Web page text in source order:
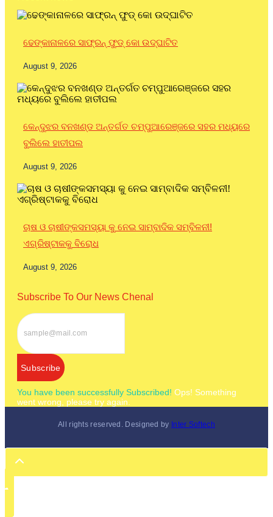
ଢେଙ୍କାନାଳରେ ସାଫ୍ରନ୍ ଫୁଡ୍ କୋ ଉଦ୍ଘାଟିତ
August 9, 2026
କେନ୍ଦୁଝର ବନଖଣ୍ଡ ଅନ୍ତର୍ଗତ ଚମ୍ପୁଆରେଞ୍ଜରେ ସହର ମଧ୍ୟରେ
ବୁଲିଲେ ହାତୀପଲ
August 9, 2026
ଚାଷ ଓ ଚାଷୀଙ୍କସମସ୍ୟା କୁ ନେଇ ସାମ୍ବାଦିକ ସମ୍ବିଳନୀ!
ଏଗ୍ରିଷ୍ଟାକକୁ ବିରୋଧ
August 9, 2026
Subscribe To Our News Chenal
Subscribe
You have been successfully Subscribed! Ops! Something
went wrong, please try again.
All rights reserved. Designed by Inter Softech